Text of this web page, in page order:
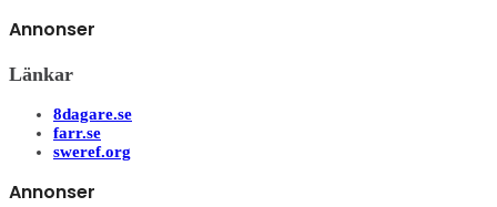
Annonser
Länkar
8dagare.se
farr.se
sweref.org
Annonser